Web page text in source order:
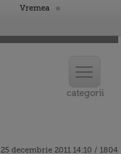
Vremea
25 decembrie 2011 14:10 / 1804